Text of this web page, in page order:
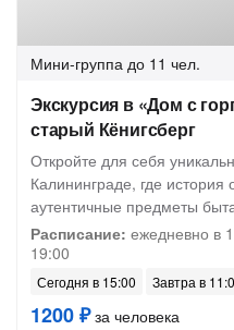
Мини-группа до 11 чел.
Экскурсия в «Дом с
старый Кёнигсберг
Откройте для себя
Калининграде, где история
аутентичные предметы
Расписание: ежедневно в
19:00
Сегодня в 15:00 Завтра в
1200 ₽за человека